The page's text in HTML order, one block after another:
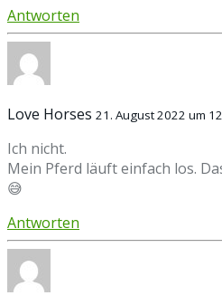
Antworten
Love Horses 21. August 2022 um
Ich nicht.
Mein Pferd läuft einfach los.
😅
Antworten